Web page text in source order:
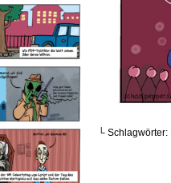
└ Schlagwörter: